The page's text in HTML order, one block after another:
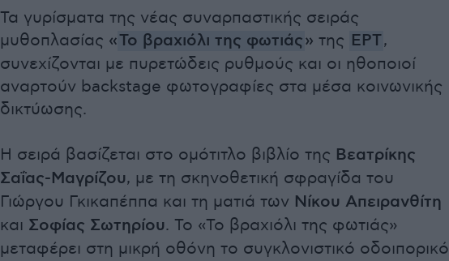
Τα γυρίσματα της νέας συναρπαστικής σειράς
μυθοπλασίας «Το βραχιόλι της φωτιάς» της ΕΡΤ,
συνεχίζονται με πυρετώδεις ρυθμούς και οι ηθοποιοί
αναρτούν backstage φωτογραφίες στα μέσα κοινωνικής
δικτύωσης.
Η σειρά βασίζεται στο ομότιτλο βιβλίο της Βεατρίκης
Σαΐας-Μαγρίζου, με τη σκηνοθετική σφραγίδα του
Γιώργου Γκικαπέππα και τη ματιά των Νίκου Απειρανθίτη
και Σοφίας Σωτηρίου. Το «Το βραχιόλι της φωτιάς»
μεταφέρει στη μικρή οθόνη το συγκλονιστικό οδοιπορικό